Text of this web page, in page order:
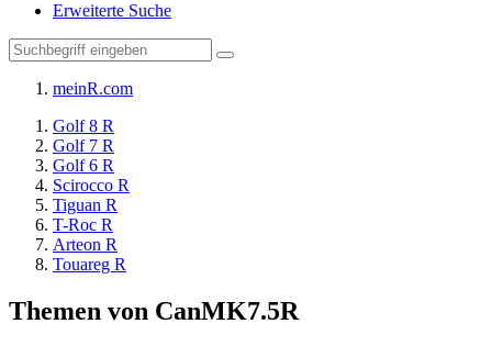
Erweiterte Suche
meinR.com
Golf 8 R
Golf 7 R
Golf 6 R
Scirocco R
Tiguan R
T-Roc R
Arteon R
Touareg R
Themen von CanMK7.5R